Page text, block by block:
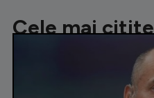
Cele mai citite